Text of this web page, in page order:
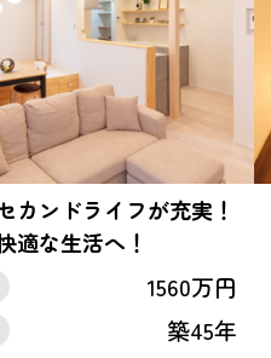
カンドライフが充実！
適な生活へ！
1560万円
築45年